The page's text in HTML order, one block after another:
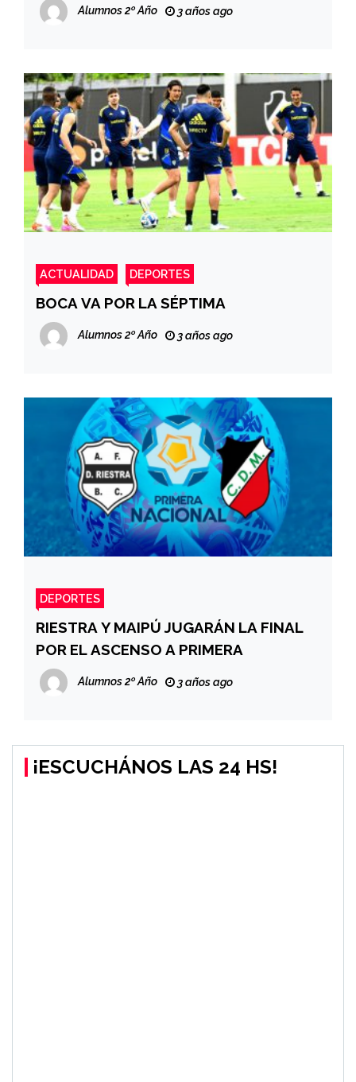
Alumnos 2º Año 3 años ago
ACTUALIDAD DEPORTES
BOCA VA POR LA SÉPTIMA
Alumnos 2º Año 3 años ago
DEPORTES
RIESTRA Y MAIPÚ JUGARÁN LA FINAL
POR EL ASCENSO A PRIMERA
Alumnos 2º Año 3 años ago
¡ESCUCHÁNOS LAS 24 HS!